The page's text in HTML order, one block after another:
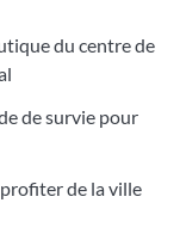
du centre de
de survie pour
de la ville